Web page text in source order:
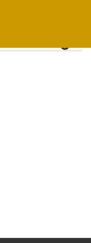
lạnh
Dương